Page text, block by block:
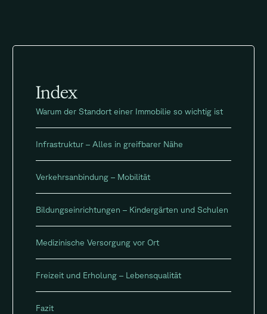
Index
Warum der Standort einer Immobilie so wichtig ist
Infrastruktur – Alles in greifbarer Nähe
Verkehrsanbindung – Mobilität
Bildungseinrichtungen – Kindergärten und Schulen
Medizinische Versorgung vor Ort
Freizeit und Erholung – Lebensqualität
Fazit